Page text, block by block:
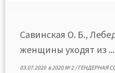
STEMобластях,
Савинская О. Б.,
женщины уходят из ...
03.07.2020в2020 № 2/ГЕНДЕРНАЯ